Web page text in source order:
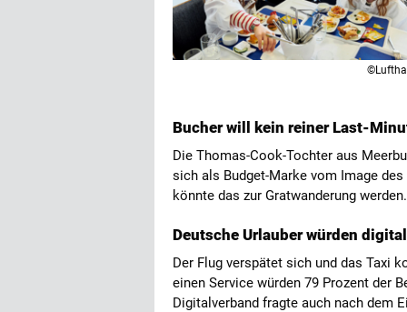
Bucher will kein reiner Last-
Die Thomas-Cook-Tochter aus
sich als Budget-Marke vom Image
könnte das zur Gratwanderung
Deutsche Urlauber würden
Der Flug verspätet sich und das Taxi
einen Service würden 79 Prozent der
Digitalverband fragte auch nach dem